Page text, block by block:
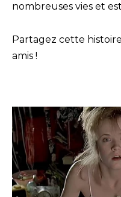
nombreuses vies et
Partagez cette
amis !